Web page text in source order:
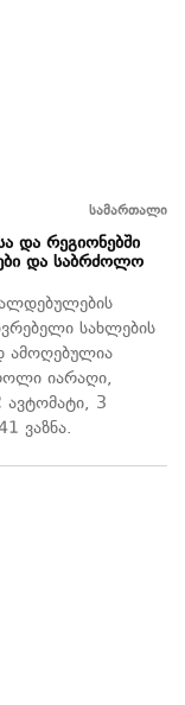
სამართალი
და რეგიონებში
და საბრძოლო
სახლების
ამოღებულია
იარაღი,
3
ვაზნა.